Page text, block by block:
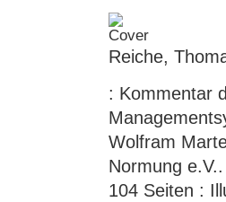
Reiche,
: Kommentar
Wolfram
Normung
104 Seiten :